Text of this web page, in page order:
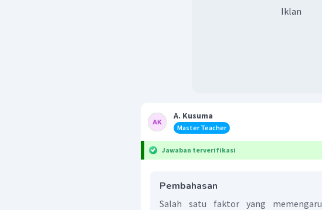
Iklan
A. Kusuma
Master Teacher
Jawaban terverifikasi
Pembahasan
Salah satu faktor yang